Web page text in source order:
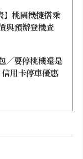
】桃園機捷搭乘
與預辦登機查
／要停桃機還是
用卡停車優惠